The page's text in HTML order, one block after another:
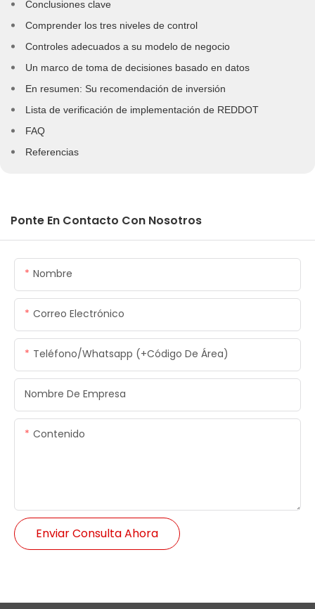
Conclusiones clave
Comprender los tres niveles de control
Controles adecuados a su modelo de negocio
Un marco de toma de decisiones basado en datos
En resumen: Su recomendación de inversión
Lista de verificación de implementación de REDDOT
FAQ
Referencias
Ponte En Contacto Con Nosotros
Nombre
Correo Electrónico
Teléfono/whatsapp (+código De Área)
Nombre De Empresa
Contenido
Enviar Consulta Ahora